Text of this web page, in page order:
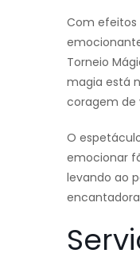
Com efeitos
Torneio
magia está
coragem de
O
emocionar
levando ao